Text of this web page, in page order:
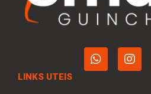
LINKS UTEIS